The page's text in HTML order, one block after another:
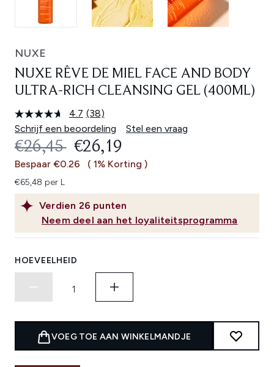
NUXE
NUXE RÊVE DE MIEL FACE AND BODY
ULTRA-RICH CLEANSING GEL (400ML)
4.7 Lees
38
beoordelingen.
Dezelfde
paginalink.
(38)
Schrijf een beoordeling
Stel een vraag
Verdien 26 punten
Neem deel aan het loyaliteitsprogramma
RECOMMENDED RETAIL PRICE:
€26,45 HUIDIGE PRIJS:
€26,19
Bespaar €0.26 ( 1% Korting )
€65,48 per L
HOEVEELHEID
VOEG TOE AAN WINKELMANDJE